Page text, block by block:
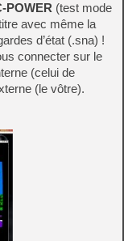
POWER (test mode
avec même la
d’état (.sna) !
connecter sur le
(celui de
(le vôtre).